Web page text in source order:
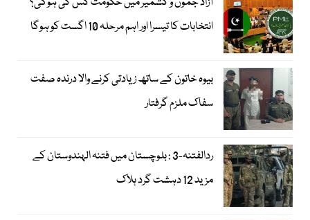
انتخابات کا تیسرا اور اہم مرحلہ 10 اگست کو ہوگا
بیوہ خاتون کے ساتھ زیادتی کرنے والا درندہ صفت
سفاک ملزم گرفتار
ردالفتنہ-3 : بلوچستان میں فتنہ الہندوستان کے
مزید 12 دہشت گرد ہلاک